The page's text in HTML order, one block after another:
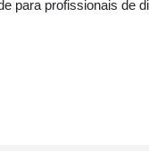
para profissionais de